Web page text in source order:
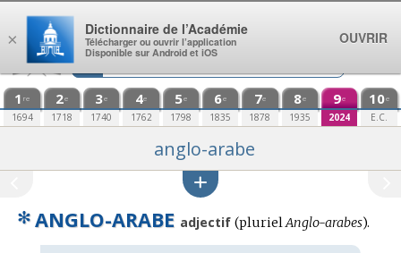
Aller au contenu
1 re
1694
2e
1718
3e
1740
4e
1762
5e
1798
6e
1835
7e
1878
8e
1935
9e
2024
10e
E.C.
anglo-arabe
✻ ANGLO-ARABE adjectif (plurielAnglo-arabes).
×
Dictionnaire de l’Académie
Télécharger ou ouvrir l’application
Disponible sur Android et iOS
OUVRIR